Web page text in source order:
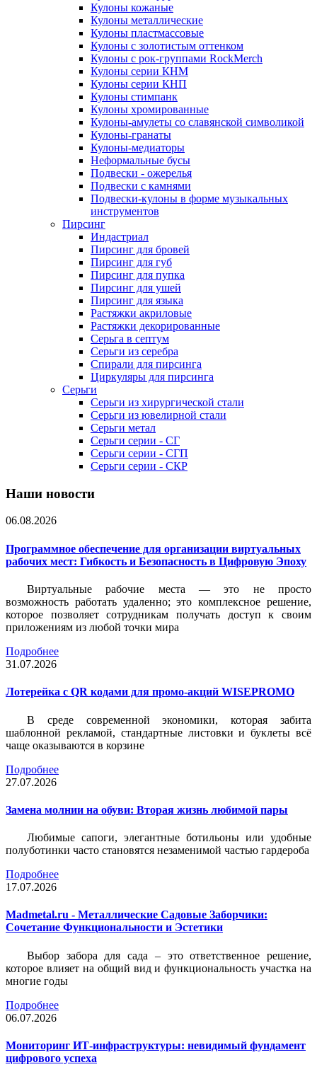
Кулоны кожаные
Кулоны металлические
Кулоны пластмассовые
Кулоны с золотистым оттенком
Кулоны с рок-группами RockMerch
Кулоны серии КНМ
Кулоны серии КНП
Кулоны стимпанк
Кулоны хромированные
Кулоны-амулеты со славянской символикой
Кулоны-гранаты
Кулоны-медиаторы
Неформальные бусы
Подвески - ожерелья
Подвески с камнями
Подвески-кулоны в форме музыкальных
инструментов
Пирсинг
Индастриал
Пирсинг для бровей
Пирсинг для губ
Пирсинг для пупка
Пирсинг для ушей
Пирсинг для языка
Растяжки акриловые
Растяжки декорированные
Серьга в септум
Серьги из серебра
Спирали для пирсинга
Циркуляры для пирсинга
Серьги
Серьги из хирургической стали
Серьги из ювелирной стали
Серьги метал
Серьги серии - СГ
Серьги серии - СГП
Серьги серии - СКР
Наши новости
06.08.2026
Программное обеспечение для организации виртуальных
рабочих мест: Гибкость и Безопасность в Цифровую Эпоху
Виртуальные рабочие места — это не просто
возможность работать удаленно; это комплексное решение,
которое позволяет сотрудникам получать доступ к своим
приложениям из любой точки мира
Подробнее
31.07.2026
Лотерейка c QR кодами для промо-акций WISEPROMO
В среде современной экономики, которая забита
шаблонной рекламой, стандартные листовки и буклеты всё
чаще оказываются в корзине
Подробнее
27.07.2026
Замена молнии на обуви: Вторая жизнь любимой пары
Любимые сапоги, элегантные ботильоны или удобные
полуботинки часто становятся незаменимой частью гардероба
Подробнее
17.07.2026
Madmetal.ru - Металлические Садовые Заборчики:
Сочетание Функциональности и Эстетики
Выбор забора для сада – это ответственное решение,
которое влияет на общий вид и функциональность участка на
многие годы
Подробнее
06.07.2026
Мониторинг ИТ-инфраструктуры: невидимый фундамент
цифрового успеха